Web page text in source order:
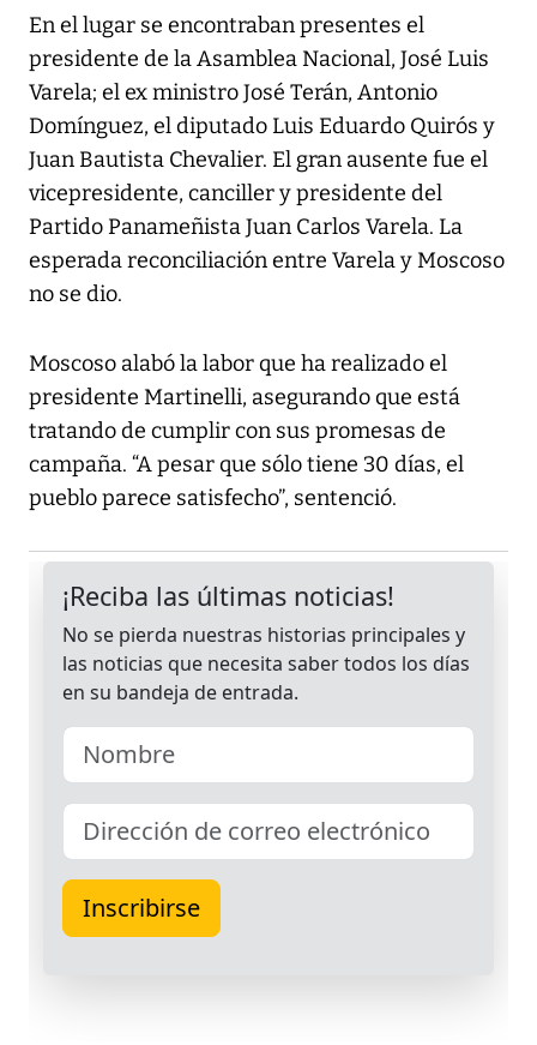
En el lugar se encontraban presentes el
presidente de la Asamblea Nacional, José Luis
Varela; el ex ministro José Terán, Antonio
Domínguez, el diputado Luis Eduardo Quirós y
Juan Bautista Chevalier. El gran ausente fue el
vicepresidente, canciller y presidente del
Partido Panameñista Juan Carlos Varela. La
esperada reconciliación entre Varela y Moscoso
no se dio.
Moscoso alabó la labor que ha realizado el
presidente Martinelli, asegurando que está
tratando de cumplir con sus promesas de
campaña. “A pesar que sólo tiene 30 días, el
pueblo parece satisfecho”, sentenció.